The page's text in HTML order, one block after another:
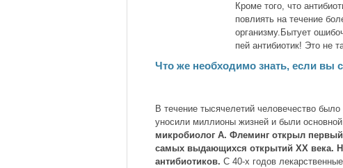
Кроме того, что
повлиять на течение
организму.Бытует
пей антибиотик! Это не
Что же необходимо знать, если вы
В течение тысячелетий человечество
уносили миллионы жизней и были основной
микробиолог А. Флеминг открыл
самых выдающихся открытий XX века.
антибиотиков. С 40-х годов